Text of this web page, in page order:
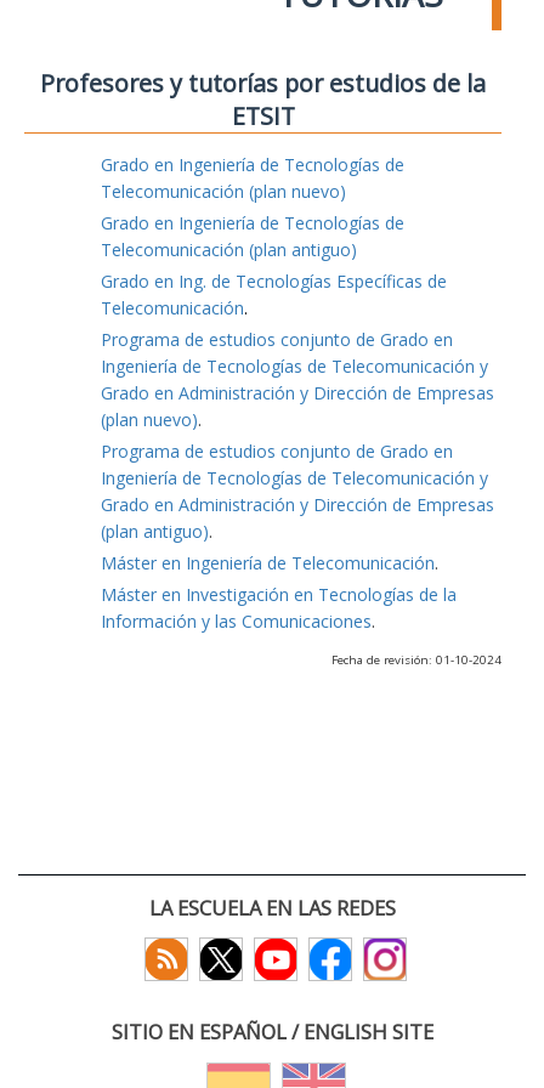
Profesores y tutorías por estudios de la
ETSIT
Grado en Ingeniería de Tecnologías de
Telecomunicación (plan nuevo)
Grado en Ingeniería de Tecnologías de
Telecomunicación (plan antiguo)
Grado en Ing. de Tecnologías Específicas de
Telecomunicación.
Programa de estudios conjunto de Grado en
Ingeniería de Tecnologías de Telecomunicación y
Grado en Administración y Dirección de Empresas
(plan nuevo).
Programa de estudios conjunto de Grado en
Ingeniería de Tecnologías de Telecomunicación y
Grado en Administración y Dirección de Empresas
(plan antiguo).
Máster en Ingeniería de Telecomunicación.
Máster en Investigación en Tecnologías de la
Información y las Comunicaciones.
Fecha de revisión: 01-10-2024
LA ESCUELA EN LAS REDES
SITIO EN ESPAÑOL / ENGLISH SITE